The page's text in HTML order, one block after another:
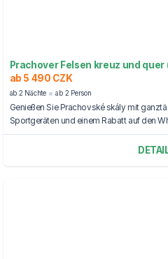
Prachover Felsen kreuz und quer
ab 5 490 CZK
ab 2 Nächte ab 2 Person
Genießen Sie Prachovské skály mit
Sportgeräten und einem Rabatt auf den